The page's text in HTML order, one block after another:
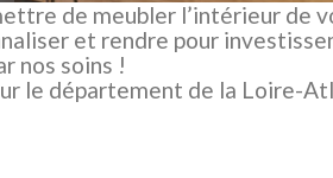
de meubler l’intérieur de
et rendre pour
nos soins !
le département de la Loire-